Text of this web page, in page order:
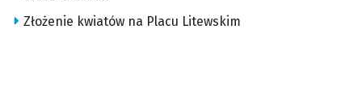
Złożenie kwiatów na Placu Litewskim